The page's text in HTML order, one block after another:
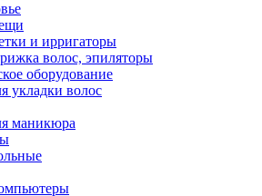
и ирригаторы
волос, эпиляторы
оборудование
укладки волос
маникюра